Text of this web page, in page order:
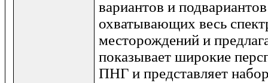
вариантов и
охватывающих весь
месторождений и
показывает широкие
ПНГ и представляет